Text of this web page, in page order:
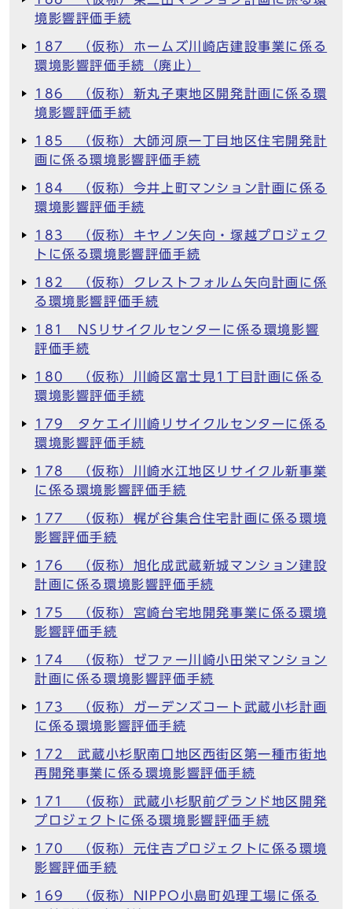
境影響評価手続
187 （仮称）ホームズ川崎店建設事業に係る
環境影響評価手続（廃止）
186 （仮称）新丸子東地区開発計画に係る環
境影響評価手続
185 （仮称）大師河原一丁目地区住宅開発計
画に係る環境影響評価手続
184 （仮称）今井上町マンション計画に係る
環境影響評価手続
183 （仮称）キヤノン矢向・塚越プロジェク
トに係る環境影響評価手続
182 （仮称）クレストフォルム矢向計画に係
る環境影響評価手続
181 NSリサイクルセンターに係る環境影響
評価手続
180 （仮称）川崎区富士見1丁目計画に係る
環境影響評価手続
179 タケエイ川崎リサイクルセンターに係る
環境影響評価手続
178 （仮称）川崎水江地区リサイクル新事業
に係る環境影響評価手続
177 （仮称）梶が谷集合住宅計画に係る環境
影響評価手続
176 （仮称）旭化成武蔵新城マンション建設
計画に係る環境影響評価手続
175 （仮称）宮崎台宅地開発事業に係る環境
影響評価手続
174 （仮称）ゼファー川崎小田栄マンション
計画に係る環境影響評価手続
173 （仮称）ガーデンズコート武蔵小杉計画
に係る環境影響評価手続
172 武蔵小杉駅南口地区西街区第一種市街地
再開発事業に係る環境影響評価手続
171 （仮称）武蔵小杉駅前グランド地区開発
プロジェクトに係る環境影響評価手続
170 （仮称）元住吉プロジェクトに係る環境
影響評価手続
169 （仮称）NIPPO小島町処理工場に係る